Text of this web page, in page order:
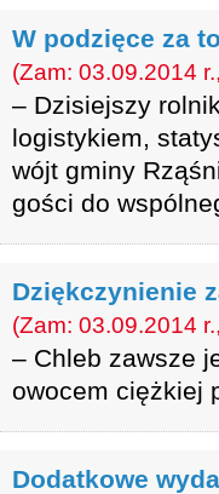
W podzięce za
(Zam: 03.09.2014
– Dzisiejszy
logistykiem,
wójt gminy
gości do
Dziękczynienie
(Zam: 03.09.2014
– Chleb zawsze
owocem ciężkiej
Dodatkowe